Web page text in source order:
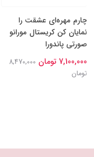
چارم مهره‌ای عشقت را
نمایان کن کریستال مورانو
صورتی پاندورا
7,100,000 تومان
8,470,000
تومان